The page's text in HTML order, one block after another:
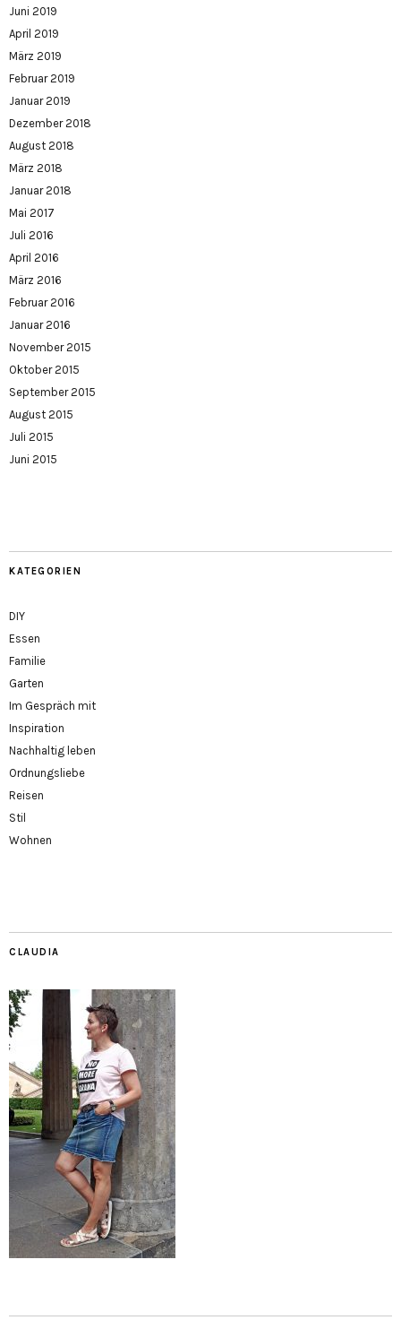
Juni 2019
April 2019
März 2019
Februar 2019
Januar 2019
Dezember 2018
August 2018
März 2018
Januar 2018
Mai 2017
Juli 2016
April 2016
März 2016
Februar 2016
Januar 2016
November 2015
Oktober 2015
September 2015
August 2015
Juli 2015
Juni 2015
KATEGORIEN
DIY
Essen
Familie
Garten
Im Gespräch mit
Inspiration
Nachhaltig leben
Ordnungsliebe
Reisen
Stil
Wohnen
CLAUDIA